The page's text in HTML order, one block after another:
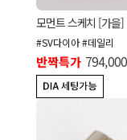
모먼트 스케치 [가을]
#SV다이아 #데일리
반짝특가 794,000